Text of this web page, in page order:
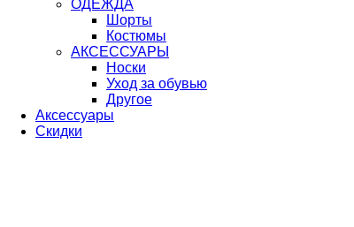
ОДЕЖДА
Шорты
Костюмы
АКСЕССУАРЫ
Носки
Уход за обувью
Другое
Аксессуары
Скидки